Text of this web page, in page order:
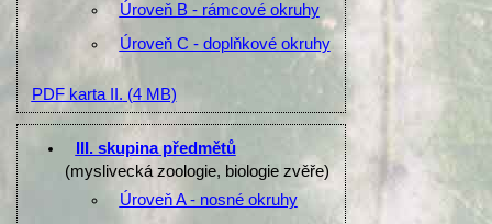
Úroveň B - rámcové okruhy
Úroveň C - doplňkové okruhy
PDF karta II. (4 MB)
III. skupina předmětů
(myslivecká zoologie, biologie zvěře)
Úroveň A - nosné okruhy